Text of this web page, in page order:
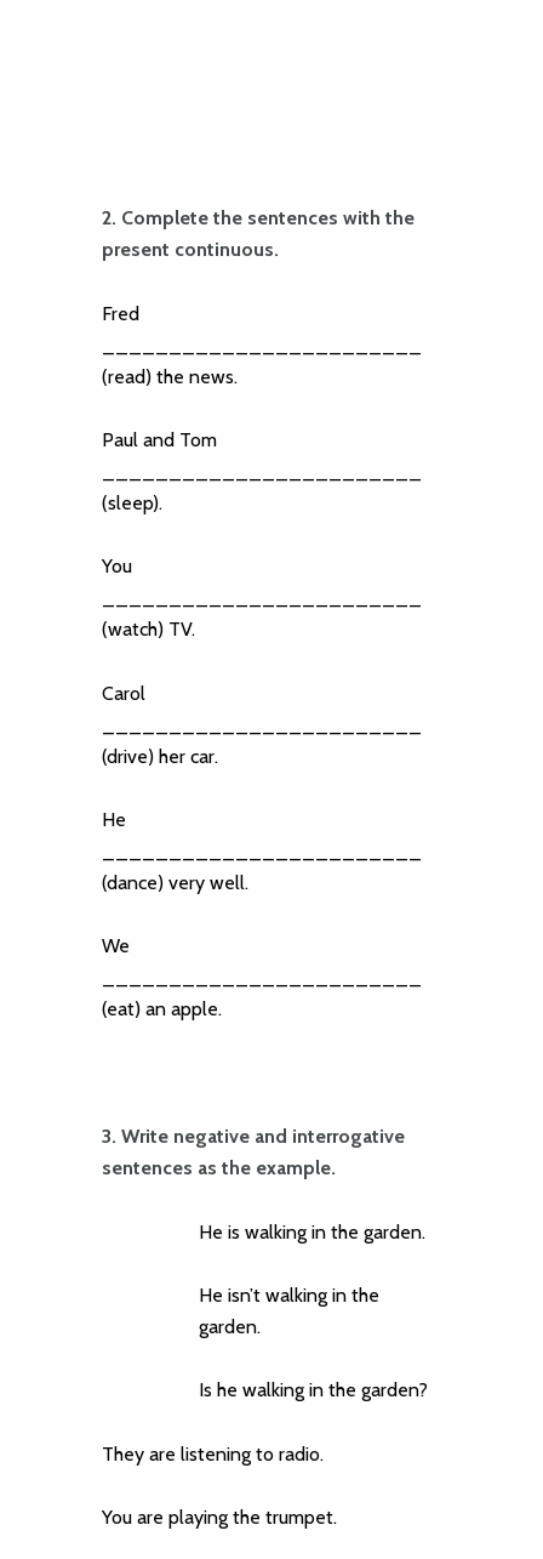
2. Complete the sentences with the
present continuous.
Fred
(read) the news.
Paul and Tom
(sleep).
You
(watch) TV.
Carol
(drive) her car.
He
(dance) very well.
We
(eat) an apple.
3. Write negative and interrogative
sentences as the example.
He is walking in the garden.
He isn’t walking in the
garden.
Is he walking in the garden?
They are listening to radio.
You are playing the trumpet.